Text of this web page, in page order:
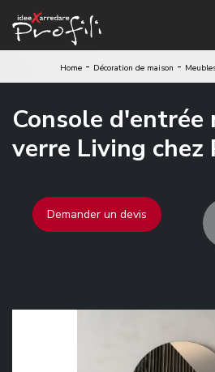
Home- Décoration de maison -
Console d'entrée
verre Living chez
Demander un devis